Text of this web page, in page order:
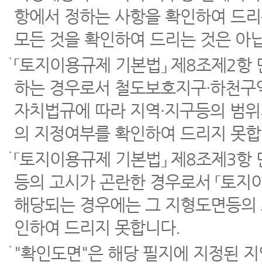
항에서 정하는 사항을 확인하여 드
모든 것을 확인하여 드리는 것은 아
「토지이용규제 기본법」 제8조제2
하는 경우로서 철도보호지구·하천
자치법규에 따라 지역·지구등의 범
의 지정여부를 확인하여 드리지 못
「토지이용규제 기본법」 제8조제3
등의 고시가 곤란한 경우로서 「토
해당되는 경우에는 그 지형도면등
인하여 드리지 못합니다.
"확인도면"은 해당 필지에 지정된